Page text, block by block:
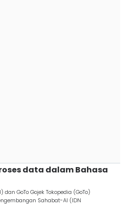
data dalam Bahasa
GoTo Gojek Tokopedia (GoTo)
Sahabat-AI (IDN